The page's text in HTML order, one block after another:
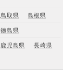
鳥取県 島根県
徳島県
鹿児島県
長崎県